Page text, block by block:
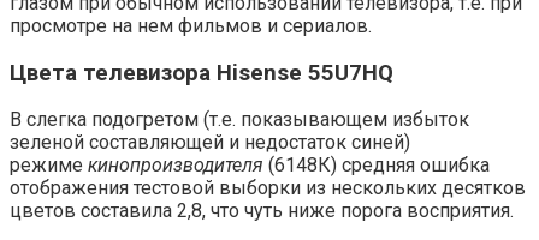
просмотре на нем фильмов и сериалов.
Цвета телевизора Hisense 55U7HQ
В слегка подогретом (т.е. показывающем избыток
зеленой составляющей и недостаток синей)
режиме кинопроизводителя (6148К) средняя ошибка
отображения тестовой выборки из нескольких десятков
цветов составила 2,8, что чуть ниже порога восприятия.